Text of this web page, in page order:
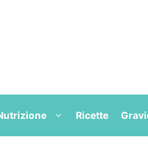
Ricette